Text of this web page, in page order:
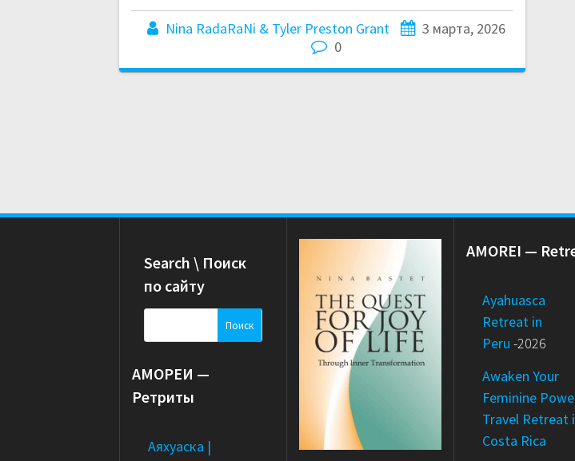
Nina RadaRaNi & Tyler Preston Grant
3 марта, 2026
0
Search \ Поиск
по сайту
а
т
и
АМОРЕИ —
Ретриты
Аяхуаска |
AMOREI —
Ayahuasca
Retreat in
Peru-2026
Awaken Your
Feminine
Travel Retreat
Costa Rica